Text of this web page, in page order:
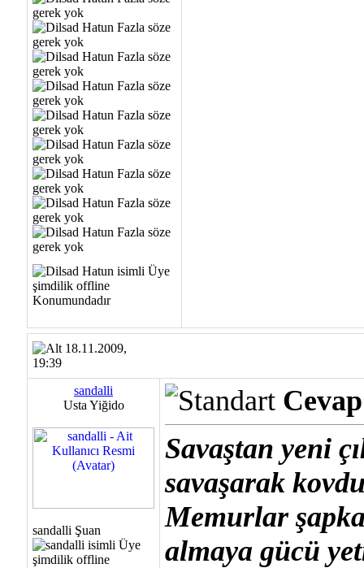
18.11.2009,
19:39
sandalli
Usta Yiğido
sandalli Şuan
Savaştan yeni
savaşarak
Memurlar
almaya gücü